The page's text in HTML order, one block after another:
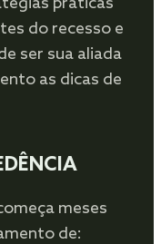
práticas
do recesso e
ser sua aliada
as dicas de
meses
de: